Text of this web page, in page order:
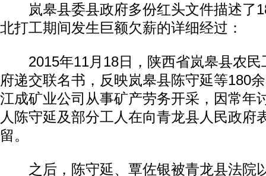
岚皋县委县政府多份红头文件描述了
北打工期间发生巨额欠薪的详细经过：
2015年11月18日，陕西省岚皋县农民
府递交联名书，反映岚皋县陈守延等180
江成矿业公司从事矿产劳务开采，因常年
人陈守延及部分工人在向青龙县人民政府
留。
之后，陈守延、覃佐银被青龙县法院